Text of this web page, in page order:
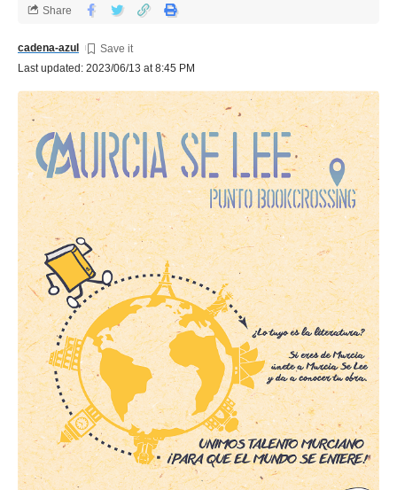
Last updated: 2023/06/13 at 8:45 PM
cadena-azul
Share